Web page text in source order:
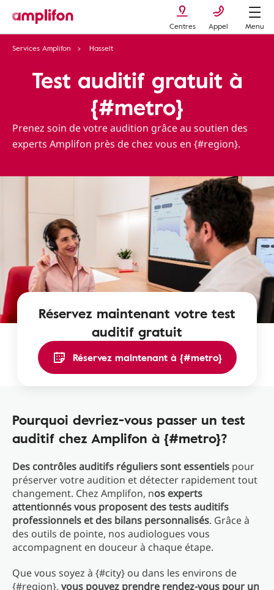
Centres Appel
Menu
Services Amplifon
Hasselt
Test auditif gratuit à
{#metro}
Prenez soin de votre audition grâce au soutien des
experts Amplifon près de chez vous en {#region}.
Réservez maintenant votre test
auditif gratuit
Réservez maintenant à {#metro}
Pourquoi devriez-vous passer un test
auditif chez Amplifon à {#metro}?
Des contrôles auditifs réguliers sont essentiels pour
préserver votre audition et détecter rapidement tout
changement. Chez Amplifon, nos experts
attentionnés vous proposent des tests auditifs
professionnels et des bilans personnalisés. Grâce à
des outils de pointe, nos audiologues vous
accompagnent en douceur à chaque étape.
Que vous soyez à {#city} ou dans les environs de
{#region}, vous pouvez prendre rendez-vous pour un